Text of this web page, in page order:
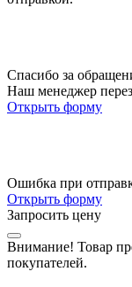
Спасибо за
Наш менеджер
Открыть форму
Ошибка при
Открыть форму
Запросить цену
Внимание! Товар
покупателей.